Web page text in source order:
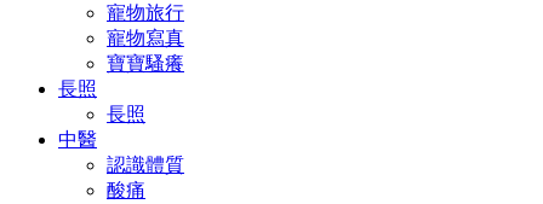
寵物旅行
寵物寫真
寶寶騷癢
長照
長照
中醫
認識體質
酸痛